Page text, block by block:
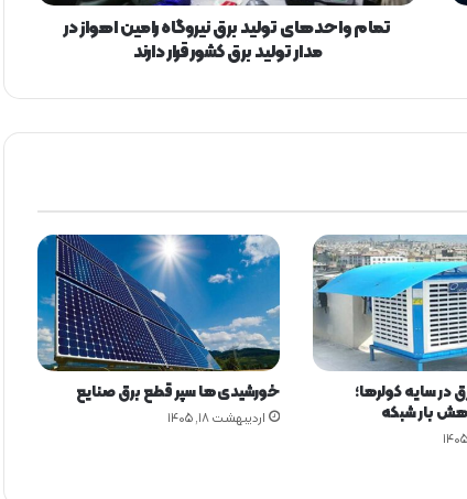
و
ر
ق
ن
ی
ر
و
گ
ا
ه
ر
تمام واحدهای تولید برق نیروگاه رامین اهواز در
مدار تولید برق کشور قرار دارند
در سایه کولرها؛
بار شبکه
خورشیدی‌ها سپر قطع برق صنایع
اردیبهشت ۱۸, ۱۴۰۵